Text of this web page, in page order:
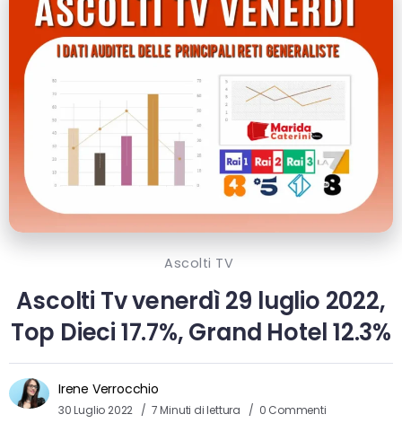
Ascolti TV
Ascolti Tv venerdì 29 luglio 2022,
Top Dieci 17.7%, Grand Hotel 12.3%
Irene Verrocchio
30 Luglio 2022 7 Minuti di lettura 0 Commenti